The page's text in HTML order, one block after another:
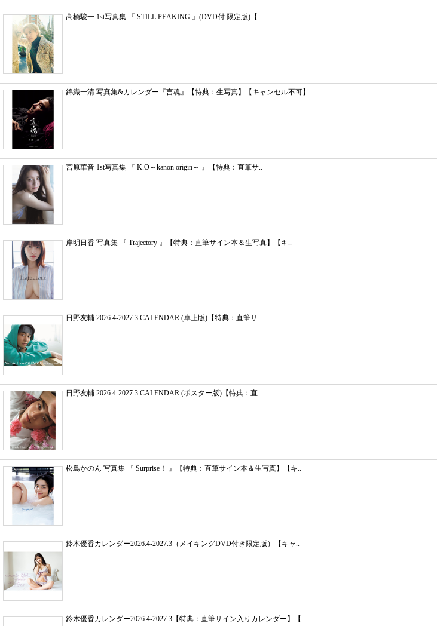
高橋駿一 1st写真集 『 STILL PEAKING 』(DVD付 限定版)【..
錦織一清 写真集&カレンダー『言魂』【特典：生写真】【キャンセル不可】
宮原華音 1st写真集 『 K.O～kanon origin～ 』【特典：直筆サ..
岸明日香 写真集 『 Trajectory 』【特典：直筆サイン本＆生写真】【キ..
日野友輔 2026.4-2027.3 CALENDAR (卓上版)【特典：直筆サ..
日野友輔 2026.4-2027.3 CALENDAR (ポスター版)【特典：直..
松島かのん 写真集 『 Surprise！ 』【特典：直筆サイン本＆生写真】【キ..
鈴木優香カレンダー2026.4-2027.3（メイキングDVD付き限定版）【キャ..
鈴木優香カレンダー2026.4-2027.3【特典：直筆サイン入りカレンダー】【..